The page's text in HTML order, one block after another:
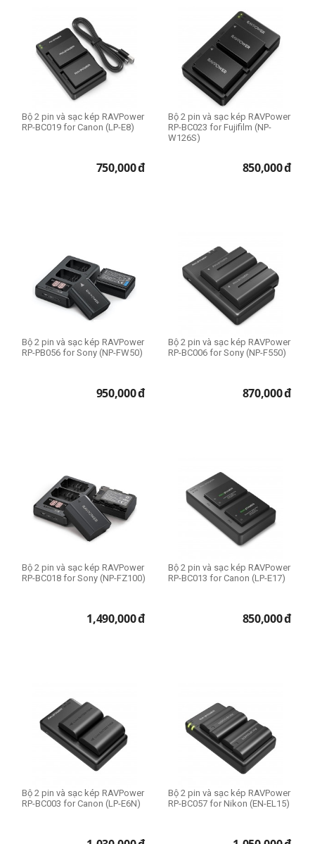
Bộ 2 pin và sạc kép RAVPower
RP-BC019 for Canon (LP-E8)
750,000đ
Bộ 2 pin và sạc kép RAVPower
RP-BC023 for Fujifilm (NP-
W126S)
850,000đ
Bộ 2 pin và sạc kép RAVPower
RP-PB056 for Sony (NP-FW50)
950,000đ
Bộ 2 pin và sạc kép RAVPower
RP-BC006 for Sony (NP-F550)
870,000đ
Bộ 2 pin và sạc kép RAVPower
RP-BC018 for Sony (NP-FZ100)
1,490,000đ
Bộ 2 pin và sạc kép RAVPower
RP-BC013 for Canon (LP-E17)
850,000đ
Bộ 2 pin và sạc kép RAVPower
RP-BC003 for Canon (LP-E6N)
Bộ 2 pin và sạc kép RAVPower
RP-BC057 for Nikon (EN-EL15)